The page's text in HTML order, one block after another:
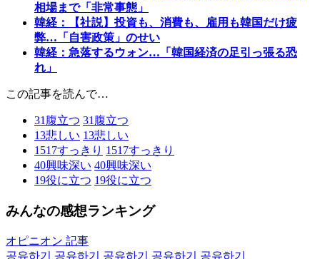
相場まで「非常事態」
韓経：【社説】投資も、消費も、雇用も韓国だけ疲
弊…「自害政策」のせい
韓経：急落するウォン…「韓国経済の足引っ張る恐
れ」
この記事を読んで…
31 腹立つ 31 腹立つ
13悲しい 13悲しい
1517すっきり 1517すっきり
40興味深い 40興味深い
19役に立つ 19役に立つ
みんなの感想ランキング
オピニオン 記事
공유하기
공유하기 공유하기 공유하기
공유하기